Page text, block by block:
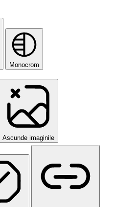
Monocrom
Ascunde imaginile